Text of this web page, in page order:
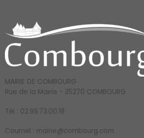
MAIRIE DE COMBOURG
Rue de la Mairie - 35270 COMBOURG
Tél : 02.99.73.00.18
Courriel : mairie@combourg.com